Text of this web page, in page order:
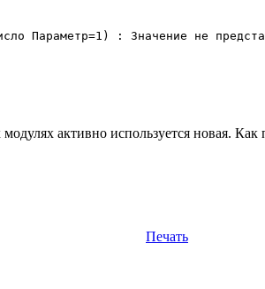
Параметр=1) : Значение не
активно используется новая. Как
Печать